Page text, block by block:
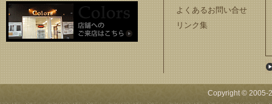
よくあるお問い合せ
リンク集
Copyright © 2005-